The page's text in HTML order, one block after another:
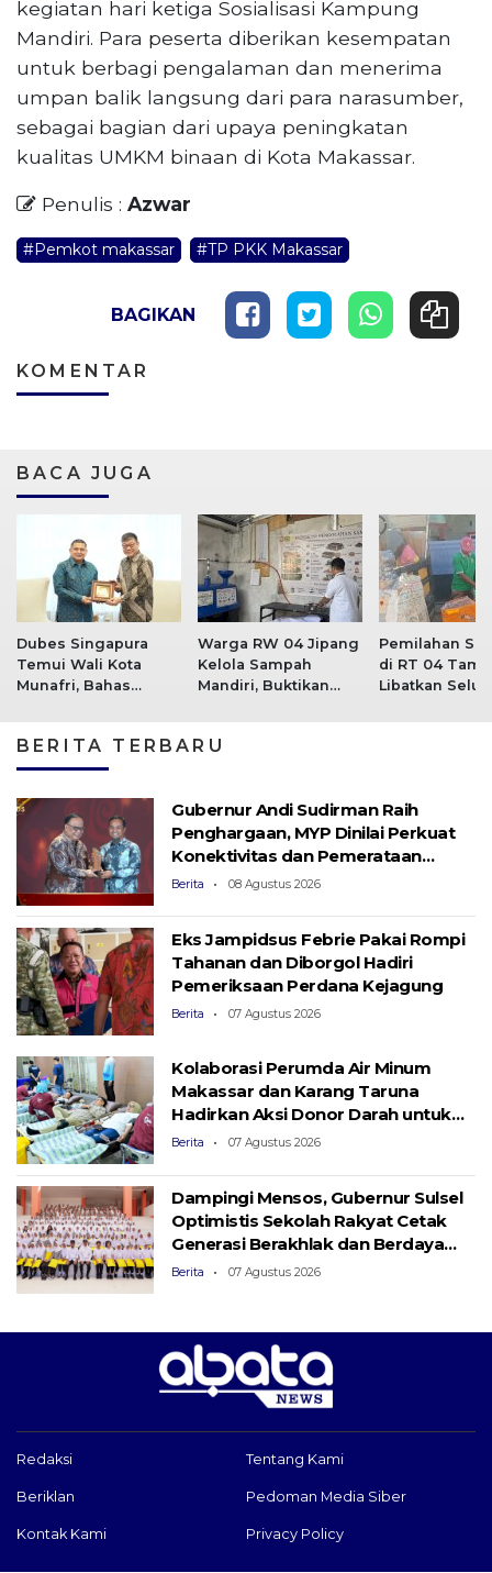
kegiatan hari ketiga Sosialisasi Kampung
Mandiri. Para peserta diberikan kesempatan
untuk berbagi pengalaman dan menerima
umpan balik langsung dari para narasumber,
sebagai bagian dari upaya peningkatan
kualitas UMKM binaan di Kota Makassar.
Penulis : Azwar
#Pemkot makassar #TP PKK Makassar
BAGIKAN
KOMENTAR
BACA JUGA
Dubes Singapura
Temui Wali Kota
Munafri, Bahas
Masyarakat
Warga RW 04 Jipang
Kelola Sampah
Mandiri, Buktikan
Pemilahan
di RT 04
Libatkan
BERITA TERBARU
Gubernur Andi Sudirman Raih
Penghargaan, MYP Dinilai Perkuat
Konektivitas dan Pemerataan
Pembangunan
Berita 08 Agustus 2026
Eks Jampidsus Febrie Pakai Rompi
Tahanan dan Diborgol Hadiri
Pemeriksaan Perdana Kejagung
Berita 07 Agustus 2026
Kolaborasi Perumda Air Minum
Makassar dan Karang Taruna
Hadirkan Aksi Donor Darah untuk
Kemanusiaan
Berita 07 Agustus 2026
Dampingi Mensos, Gubernur Sulsel
Optimistis Sekolah Rakyat Cetak
Generasi Berakhlak dan Berdaya
Saing
Berita 07 Agustus 2026
Redaksi Tentang Kami
Beriklan Pedoman Media Siber
Kontak Kami Privacy Policy